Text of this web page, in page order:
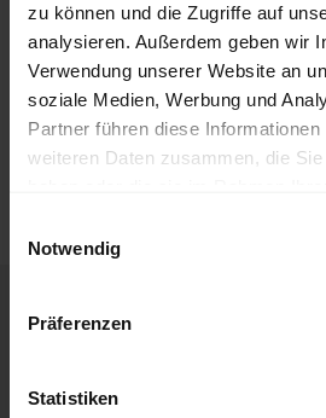
zu können und die Zugriffe auf
analysieren. Außerdem geben wir
Verwendung unserer Website an
soziale Medien, Werbung und
Partner führen diese
weiteren Daten zusammen, die
Notwendig
Präferenzen
Statistiken
lose Ware
September
Januar
250 €
Die aktuelle Preisentwicklung für
können Sie jederzeit auf
Höchst- und